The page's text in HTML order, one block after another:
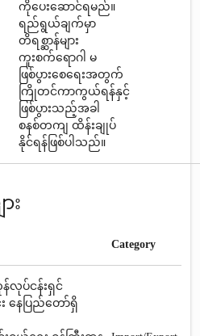
ကိုပေးဆောင်ရမည်။
ရည်ရွယ်ချက်မှာ
တိရစ္ဆာန်များ
ကူးစက်ရောဂါ မ
ဖြစ်ပွားစေရေးအတွက်
ကြိုတင်ကာကွယ်ရန်နှင့်
ဖြစ်ပွားသည့်အခါ
စနစ်တကျ ထိန်းချုပ်
နိုင်ရန်ဖြစ်ပါသည်။
း
Category
ပ်ငန်းရှင်
နေပြည်တော်ရှိ